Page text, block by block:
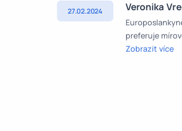
27.02.2024 Veronika
preferuje
Zobrazit více